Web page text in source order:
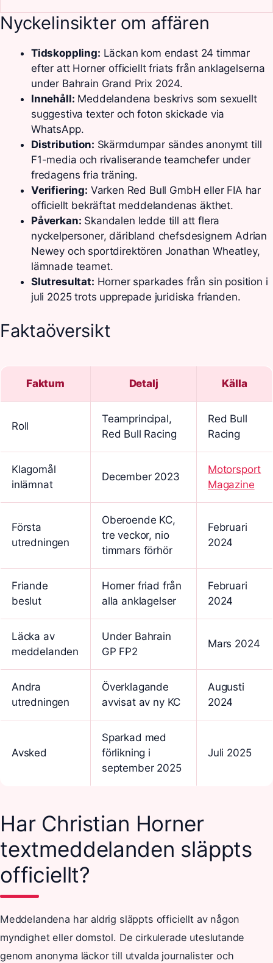
Nyckelinsikter om affären
Tidskoppling: Läckan kom endast 24 timmar
efter att Horner officiellt friats från anklagelserna
under Bahrain Grand Prix 2024.
Innehåll: Meddelandena beskrivs som sexuellt
suggestiva texter och foton skickade via
WhatsApp.
Distribution: Skärmdumpar sändes anonymt till
F1-media och rivaliserande teamchefer under
fredagens fria träning.
Verifiering: Varken Red Bull GmbH eller FIA har
officiellt bekräftat meddelandenas äkthet.
Påverkan: Skandalen ledde till att flera
nyckelpersoner, däribland chefsdesignern Adrian
Newey och sportdirektören Jonathan Wheatley,
lämnade teamet.
Slutresultat: Horner sparkades från sin position i
juli 2025 trots upprepade juridiska frianden.
Faktaöversikt
Faktum Detalj Källa
Roll
Teamprincipal,
Red Bull Racing
Red Bull
Racing
Klagomål
inlämnat
December 2023
Motorsport
Magazine
Första
utredningen
Oberoende KC,
tre veckor, nio
timmars förhör
Februari
2024
Friande
beslut
Horner friad från
alla anklagelser
Februari
2024
Läcka av
meddelanden
Under Bahrain
GP FP2
Mars 2024
Andra
utredningen
Överklagande
avvisat av ny KC
Augusti
2024
Avsked
Sparkad med
förlikning i
september 2025
Juli 2025
Har Christian Horner
textmeddelanden släppts
officiellt?
Meddelandena har aldrig släppts officiellt av någon
myndighet eller domstol. De cirkulerade uteslutande
genom anonyma läckor till utvalda journalister och